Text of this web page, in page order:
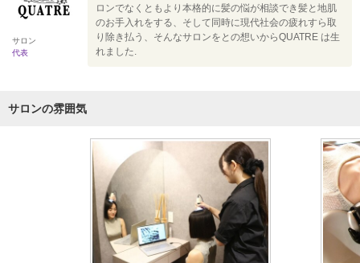
サロン
代表
ロンでなくともより本格的に髪の悩が相談でき髪と地肌
のお手入れをする、そして同時に現代社会の疲れすら取
り除き払う、そんなサロンをとの想いからQUATRE は生
れました.
サロンの雰囲気